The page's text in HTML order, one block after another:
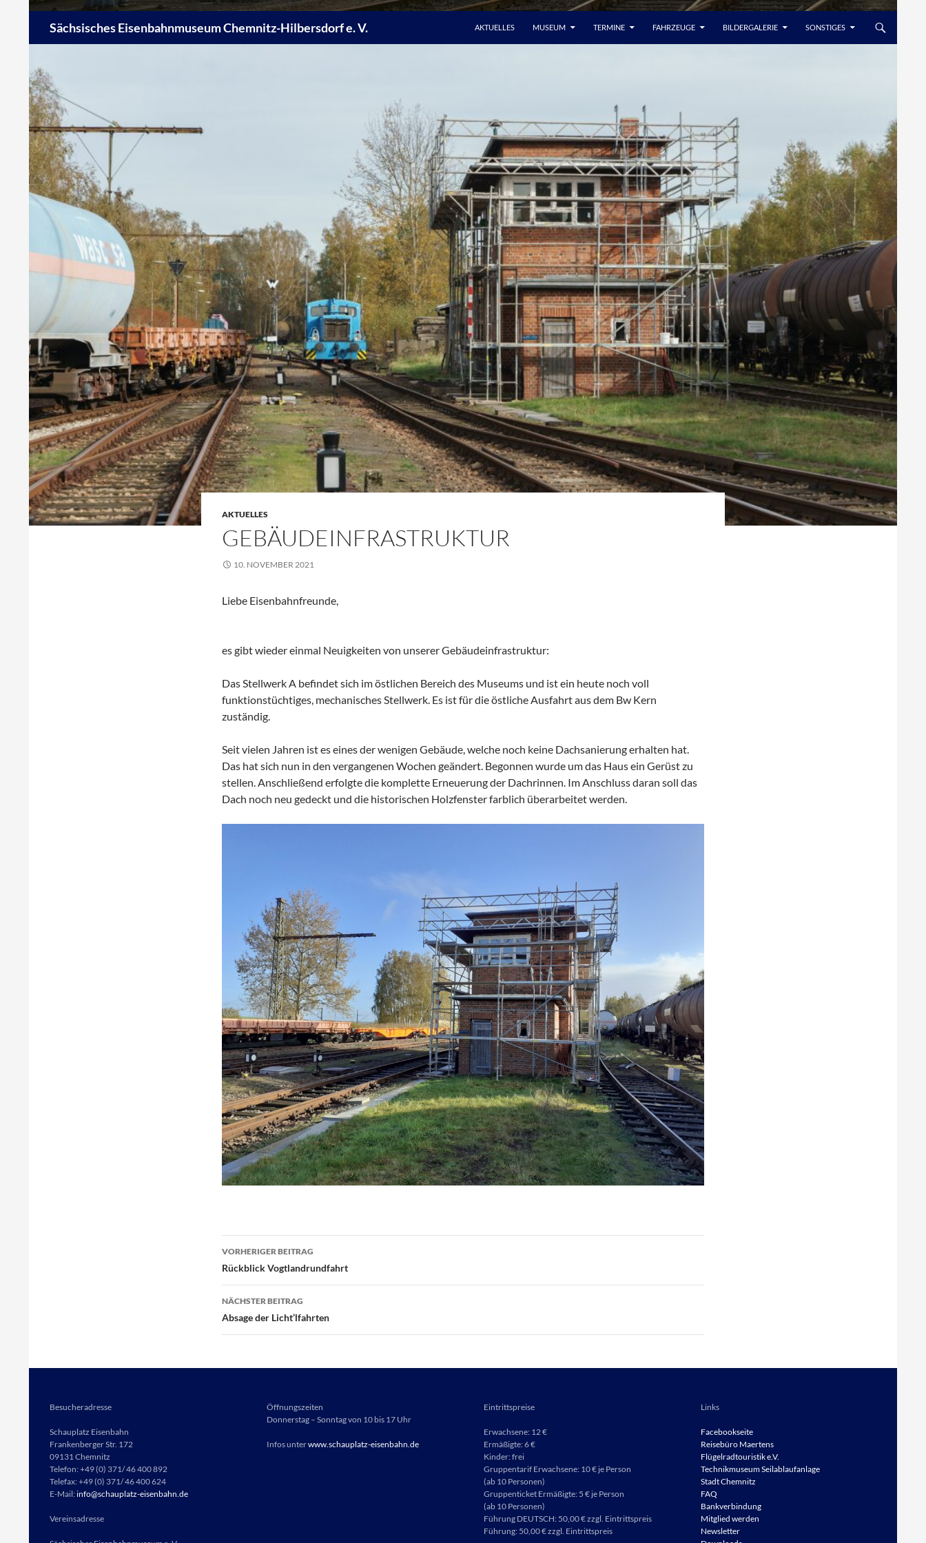
Sächsisches Eisenbahnmuseum Chemnitz-Hilbersdorf e. V. AKTUELLES MUSEUM TERMINE FAHRZEUGE BILDERGALERIE SONSTIGES
AKTUELLES
GEBÄUDEINFRASTRUKTUR
10. NOVEMBER 2021
Liebe Eisenbahnfreunde,
es gibt wieder einmal Neuigkeiten von unserer Gebäudeinfrastruktur:
Das Stellwerk A befindet sich im östlichen Bereich des Museums und ist ein heute noch voll
funktionstüchtiges, mechanisches Stellwerk. Es ist für die östliche Ausfahrt aus dem Bw Kern
zuständig.
Seit vielen Jahren ist es eines der wenigen Gebäude, welche noch keine Dachsanierung erhalten hat.
Das hat sich nun in den vergangenen Wochen geändert. Begonnen wurde um das Haus ein Gerüst zu
stellen. Anschließend erfolgte die komplette Erneuerung der Dachrinnen. Im Anschluss daran soll das
Dach noch neu gedeckt und die historischen Holzfenster farblich überarbeitet werden.
Beitragsnavigation
VORHERIGER BEITRAG
Rückblick Vogtlandrundfahrt
NÄCHSTER BEITRAG
Absage der Licht’lfahrten
Besucheradresse
Schauplatz Eisenbahn
Frankenberger Str. 172
09131 Chemnitz
Telefon: +49 (0) 371/ 46 400 892
Telefax: +49 (0) 371/ 46 400 624
E-Mail:info@schauplatz-eisenbahn.de
Vereinsadresse
Öffnungszeiten
Donnerstag – Sonntag von 10 bis 17 Uhr
Infos unterwww.schauplatz-eisenbahn.de
Eintrittspreise
Erwachsene: 12 €
Ermäßigte: 6 €
Kinder: frei
Gruppentarif Erwachsene: 10 € je Person
(ab 10 Personen)
Gruppenticket Ermäßigte: 5 € je Person
(ab 10 Personen)
Führung DEUTSCH: 50,00 € zzgl. Eintrittspreis
Führung: 50,00 € zzgl. Eintrittspreis
Links
Facebookseite
Reisebüro Maertens
Flügelradtouristik e.V.
Technikmuseum Seilablaufanlage
Stadt Chemnitz
FAQ
Bankverbindung
Mitglied werden
Newsletter